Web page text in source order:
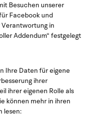
Besuchen unserer
Facebook und
in
Addendum“ festgelegt
Ihre Daten für eigene
ihrer
ihrer eigenen Rolle als
können mehr in ihren
lesen: